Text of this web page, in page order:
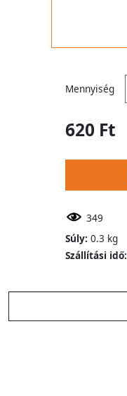
Mennyiség
620 Ft
349
Súly: 0.3 kg
Szállítási idő: